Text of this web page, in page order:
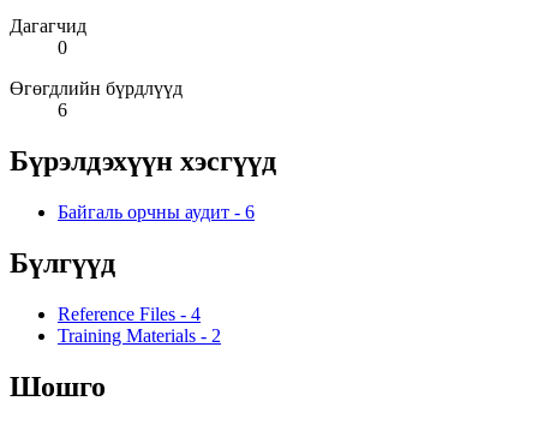
Дагагчид
0
Өгөгдлийн бүрдлүүд
6
Бүрэлдэхүүн хэсгүүд
Байгаль орчны аудит - 6
Бүлгүүд
Reference Files - 4
Training Materials - 2
Шошго